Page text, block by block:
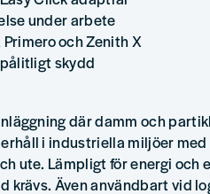
under arbete
och Zenith X
skydd
där damm och
i industriella miljöer
ute. Lämpligt för energi och
krävs. Även användbart vid